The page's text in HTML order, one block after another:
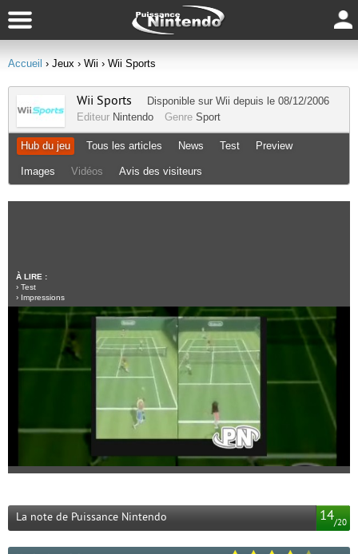
Accueil › Jeux › Wii › Wii Sports
Wii Sports Disponible sur Wii depuis le 08/12/2006
Editeur Nintendo Genre Sport
Hub du jeu Tous les articles News Test Preview
Images Vidéos Avis des visiteurs
À LIRE :
› Test
› Impressions
14/20
La note de Puissance Nintendo